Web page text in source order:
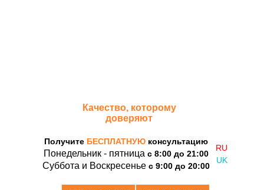
Качество, которому
доверяют
Получите БЕСПЛАТНУЮ консультацию
Понедельник - пятница с 8:00 до 21:00
Суббота и Воскресенье с 9:00 до 20:00